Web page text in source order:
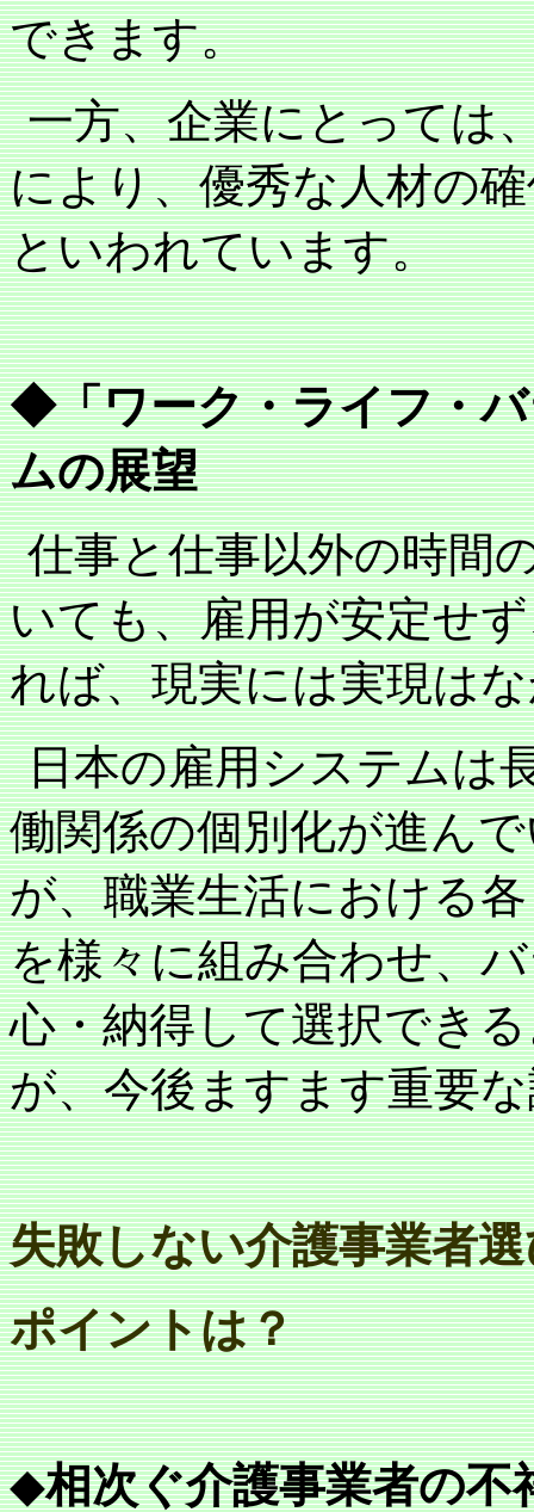
できます。
一方、企業にとっては
により、優秀な人材の
といわれています。
◆「ワーク・ライフ・
ムの展望
仕事と仕事以外の時間
いても、雇用が安定せ
れば、現実には実現は
日本の雇用システムは
働関係の個別化が進ん
が、職業生活における
を様々に組み合わせ、
心・納得して選択でき
が、今後ますます重要
失敗しない介護事業者
ポイントは？
◆相次ぐ介護事業者の不